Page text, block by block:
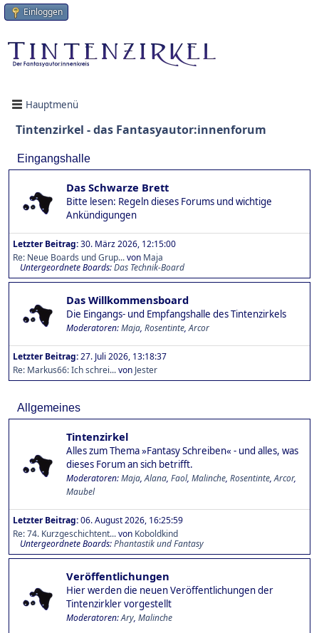
Einloggen
Hauptmenü
Tintenzirkel - das Fantasyautor:innenforum
Eingangshalle
Das Schwarze Brett
Bitte lesen: Regeln dieses Forums und wichtige
Ankündigungen
Letzter Beitrag:30. März 2026, 12:15:00
Re: Neue Boards und Grup...von Maja
Untergeordnete Boards Das Technik-Board
Das Willkommensboard
Die Eingangs- und Empfangshalle des Tintenzirkels
Moderatoren:Maja, Rosentinte,Arcor
Letzter Beitrag:27. Juli 2026, 13:18:37
Re: Markus66: Ich schrei...von Jester
Allgemeines
Tintenzirkel
Alles zum Thema »Fantasy Schreiben« - und alles, was
dieses Forum an sich betrifft.
Moderatoren:Maja,Alana, Faol, Malinche, Rosentinte,Arcor,
Maubel
Letzter Beitrag:06. August 2026, 16:25:59
Re: 74. Kurzgeschichtent...von Koboldkind
Untergeordnete Boards Phantastik und Fantasy
Veröffentlichungen
Hier werden die neuen Veröffentlichungen der
Tintenzirkler vorgestellt
Moderatoren:Ary, Malinche